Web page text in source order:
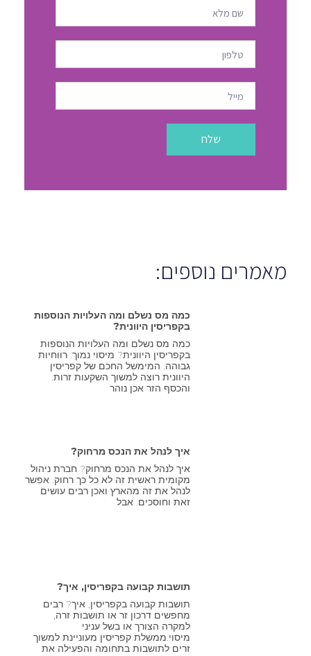
שלח
מאמרים נוספים:
כמה מס נשלם ומה העלויות הנוספות
בקפריסין היוונית?
כמה מס נשלם ומה העלויות הנוספות
בקפריסין היוונית? מיסוי נמוך. רווחיות
גבוהה. המימשל החכם של קפריסין
היוונית רוצה למשוך השקעות זרות.
והכסף הזר אכן נוהר
איך לנהל את הנכס מרחוק?
איך לנהל את הנכס מרחוק? חברת ניהול
מקומית ראשית זה לא כל כך רחוק. אפשר
לנהל את זה מהארץ ואכן רבים עושים
זאת וחוסכים. אבל
תושבות קבועה בקפריסין, איך?
תושבות קבועה בקפריסין, איך? רבים
מחפשים דרכון זר או תושבות זרה,
למקרה הצורך או בשל עניני
מיסוי.ממשלת קפריסין מעוניינת למשוך
זרים לתושבות בתחומה והפעילה את